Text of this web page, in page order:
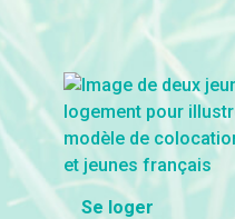
Se loger